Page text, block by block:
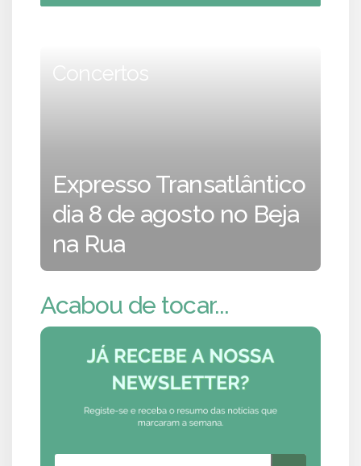
Concertos
Expresso Transatlântico
dia 8 de agosto no Beja
na Rua
Acabou de tocar...